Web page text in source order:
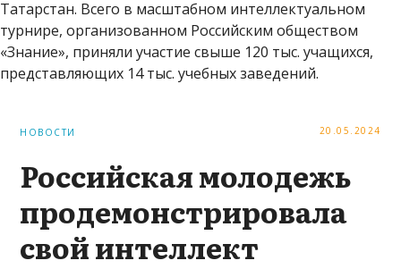
НОВОСТИ 20.05.2024
Российская молодежь
продемонстрировала
свой интеллект